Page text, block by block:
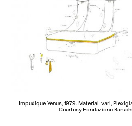
Impudique Venus, 1979. Materiali vari,
Courtesy Fondazione